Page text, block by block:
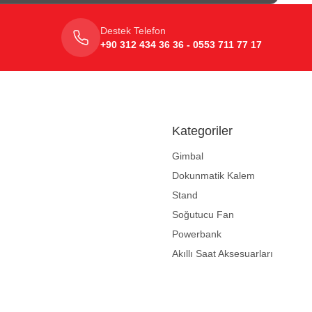
Destek Telefon
+90 312 434 36 36 - 0553 711 77 17
Kategoriler
Gimbal
Dokunmatik Kalem
Stand
Soğutucu Fan
Powerbank
Akıllı Saat Aksesuarları